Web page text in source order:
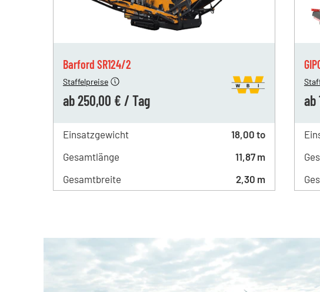
Barford SR124/2
300,00 €
Staffelpreise
ab250,00 € / Tag
Einsatzgewicht
18,00 to
Gesamtlänge
11,87 m
Gesamtbreite
2,30 m
ab 5 Tagen
ab